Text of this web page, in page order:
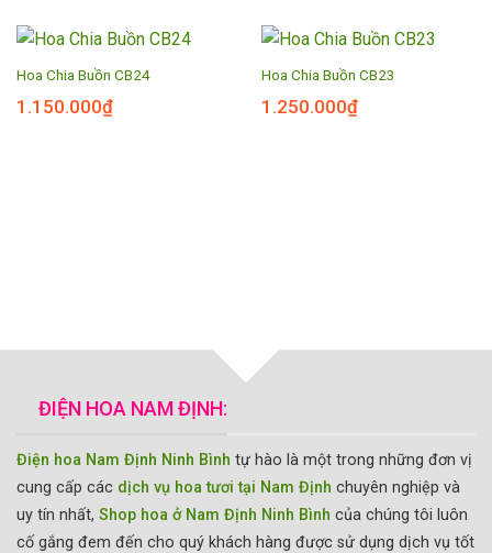
Hoa Chia Buồn CB24
1.150.000₫
Hoa Chia Buồn CB23
1.250.000₫
ĐIỆN HOA NAM ĐỊNH:
Điện hoa Nam Định Ninh Bình tự hào là một trong những đơn vị
cung cấp các dịch vụ hoa tươi tại Nam Định chuyên nghiệp và
uy tín nhất, Shop hoa ở Nam Định Ninh Bình của chúng tôi luôn
cố gắng đem đến cho quý khách hàng được sử dụng dịch vụ tốt